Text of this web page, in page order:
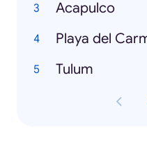
Acapulco
Playa del
Tulum